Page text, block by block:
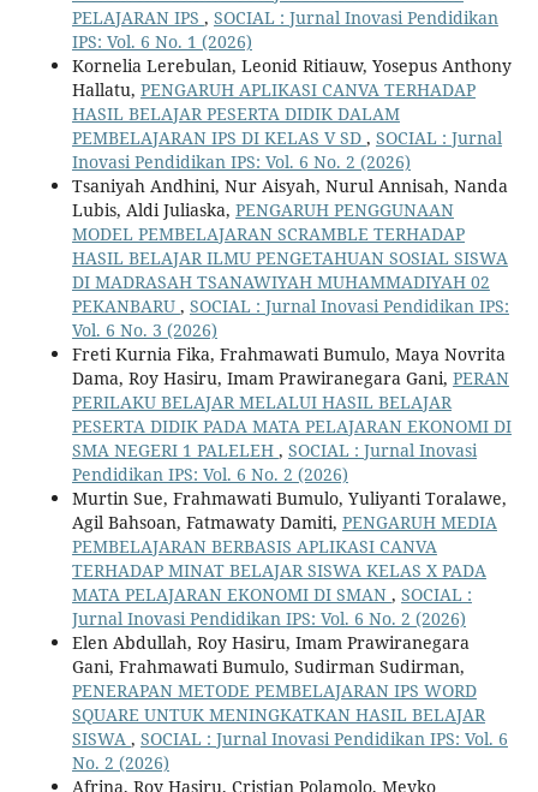
PELAJARAN IPS , SOCIAL : Jurnal Inovasi Pendidikan
IPS: Vol. 6 No. 1 (2026)
Kornelia Lerebulan, Leonid Ritiauw, Yosepus Anthony
Hallatu, PENGARUH APLIKASI CANVA TERHADAP
HASIL BELAJAR PESERTA DIDIK DALAM
PEMBELAJARAN IPS DI KELAS V SD , SOCIAL : Jurnal
Inovasi Pendidikan IPS: Vol. 6 No. 2 (2026)
Tsaniyah Andhini, Nur Aisyah, Nurul Annisah, Nanda
Lubis, Aldi Juliaska, PENGARUH PENGGUNAAN
MODEL PEMBELAJARAN SCRAMBLE TERHADAP
HASIL BELAJAR ILMU PENGETAHUAN SOSIAL SISWA
DI MADRASAH TSANAWIYAH MUHAMMADIYAH 02
PEKANBARU , SOCIAL : Jurnal Inovasi Pendidikan IPS:
Vol. 6 No. 3 (2026)
Freti Kurnia Fika, Frahmawati Bumulo, Maya Novrita
Dama, Roy Hasiru, Imam Prawiranegara Gani, PERAN
PERILAKU BELAJAR MELALUI HASIL BELAJAR
PESERTA DIDIK PADA MATA PELAJARAN EKONOMI DI
SMA NEGERI 1 PALELEH , SOCIAL : Jurnal Inovasi
Pendidikan IPS: Vol. 6 No. 2 (2026)
Murtin Sue, Frahmawati Bumulo, Yuliyanti Toralawe,
Agil Bahsoan, Fatmawaty Damiti, PENGARUH MEDIA
PEMBELAJARAN BERBASIS APLIKASI CANVA
TERHADAP MINAT BELAJAR SISWA KELAS X PADA
MATA PELAJARAN EKONOMI DI SMAN , SOCIAL :
Jurnal Inovasi Pendidikan IPS: Vol. 6 No. 2 (2026)
Elen Abdullah, Roy Hasiru, Imam Prawiranegara
Gani, Frahmawati Bumulo, Sudirman Sudirman,
PENERAPAN METODE PEMBELAJARAN IPS WORD
SQUARE UNTUK MENINGKATKAN HASIL BELAJAR
SISWA , SOCIAL : Jurnal Inovasi Pendidikan IPS: Vol. 6
No. 2 (2026)
Afrina, Roy Hasiru, Cristian Polamolo, Meyko